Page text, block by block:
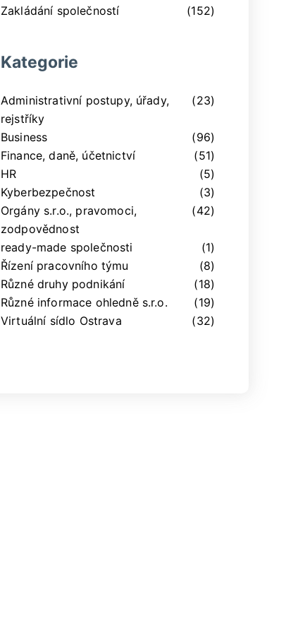
Zakládání společností
(152)
Kategorie
Administrativní postupy, úřady,
rejstříky
(23)
Business
(96)
Finance, daně, účetnictví
(51)
HR
(5)
Kyberbezpečnost
(3)
Orgány s.r.o., pravomoci,
zodpovědnost
(42)
ready-made společnosti
(1)
Řízení pracovního týmu
(8)
Různé druhy podnikání
(18)
Různé informace ohledně s.r.o.
(19)
Virtuální sídlo Ostrava
(32)